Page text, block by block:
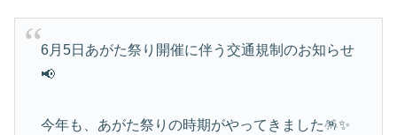
6月5日あがた祭り開催に伴う交通規制のお知らせ
📢
今年も、あがた祭りの時期がやってきました🪅✨